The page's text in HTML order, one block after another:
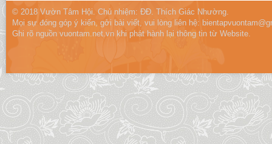
© 2018 Vườn Tâm Hội. Chủ nhiệm: ĐĐ. Thích Giác Nhường.
Mọi sự đóng góp ý kiến, gởi bài viết, vui lòng liên hệ:
Ghi rõ nguồn vuontam.net.vn khi phát hành lại thông tin từ Website.